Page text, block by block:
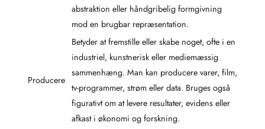
abstraktion eller håndgribelig formgivning
mod en brugbar repræsentation.
Producere
Betyder at fremstille eller skabe noget, ofte i en
industriel, kunstnerisk eller mediemæssig
sammenhæng. Man kan producere varer, film,
tv-programmer, strøm eller data. Bruges også
figurativt om at levere resultater, evidens eller
afkast i økonomi og forskning.